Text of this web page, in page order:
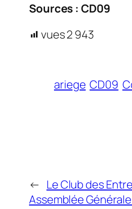
Sources : CD09
vues2 943
ariege CD09
← Le Club des
Assemblée